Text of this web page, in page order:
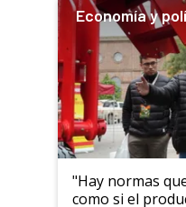
Economía y
"Hay normas
como si el